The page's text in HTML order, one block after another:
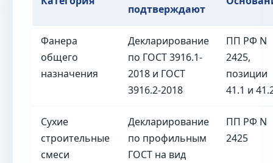
подтверждают
Фанера
общего
назначения
Декларирование
по ГОСТ 3916.1-
2018 и ГОСТ
3916.2-2018
ПП РФ N
2425,
позиции
41.1 и
Сухие
строительные
смеси
Декларирование
по профильным
ГОСТ на вид
ПП РФ N
2425